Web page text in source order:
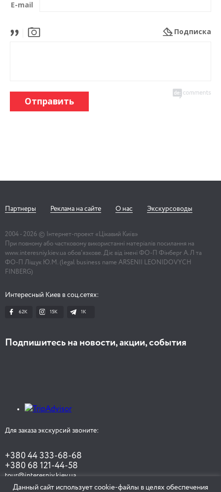
E-mail
Подписка
Отправить
Партнеры Реклама на сайте О нас Экскурсоводы
2004 - 2026 © Інтернет-проект «Цікавий Київ»
При повному або частковому використанні матеріалів посилання на
www.interesniy.kiev.ua обов'язкове. Діє від імені ФО-П Фінберг А.Л та
ФО-П Ліщук Ю.М. (legal business name ARSENII LEONIDOVYCH
FINBERG)
Интересный Киев в соц.сетях:
62K 15K 1К
Подпишитесь на новости, акции, события
Для заказа экскурсий звоните:
+380 44 333-68-68
+380 68 121-44-58
tour@interesniy.kiev.ua
Данный сайт использует cookie-файлы в целях обеспечения